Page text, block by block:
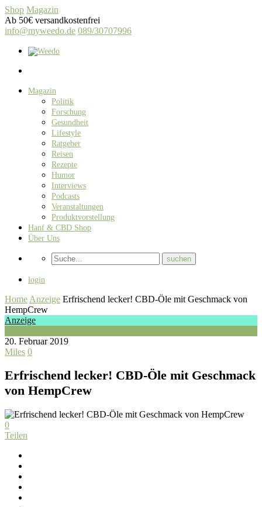
Shop Magazin
Ab 50€ versandkostenfrei
info@myweedo.de 089/30707996
Magazin
Politik
Forschung
Gesundheit
Lifestyle
Ratgeber
Reisen
Rezepte
Humor
Interviews
Podcasts
Veranstaltungen
Produktvorstellung
Hanf & CBD Shop
Über Uns
login
Home Anzeige Erfrischend lecker! CBD-Öle mit Geschmack von
HempCrew
Anzeige
20. Februar 2019
Miles 0
Erfrischend lecker! CBD-Öle mit Geschmack
von HempCrew
0
Teilen